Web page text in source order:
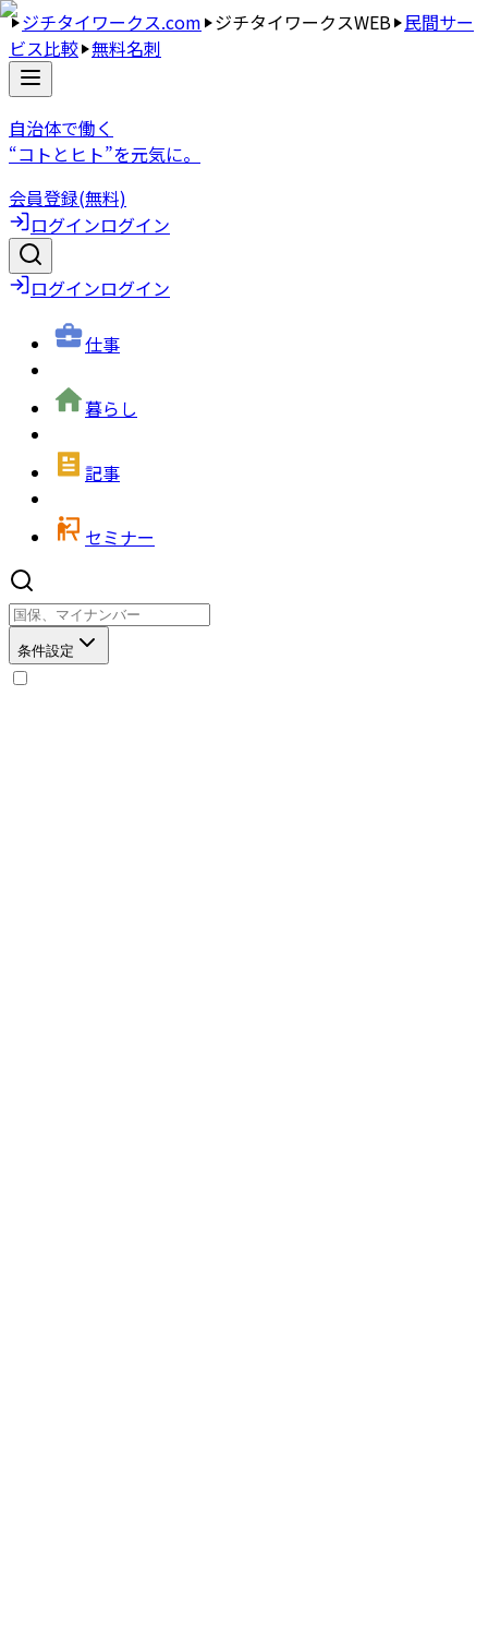
ジチタイワークス.com ジチタイワークスWEB 民間サー
ビス比較 無料名刺
自治体で働く
“コトとヒト”を元気に。
会員登録(無料)
ログインログイン
ログインログイン
仕事
暮らし
記事
セミナー
条件設定